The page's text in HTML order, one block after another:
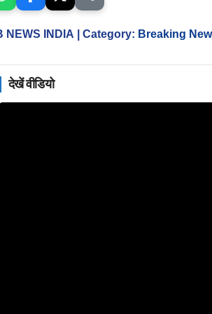
NEWS INDIA | Category: Breaking
देखें वीडियो